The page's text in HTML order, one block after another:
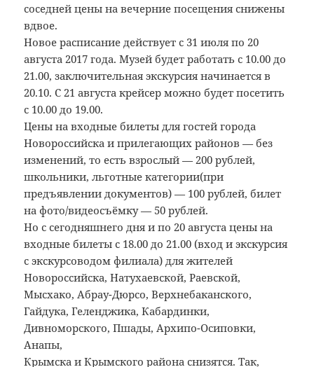
соседней цены на вечерние посещения снижены
вдвое.
Новое расписание действует с 31 июля по 20
августа 2017 года. Музей будет работать с 10.00 до
21.00, заключительная экскурсия начинается в
20.10. С 21 августа крейсер можно будет посетить
с 10.00 до 19.00.
Цены на входные билеты для гостей города
Новороссийска и прилегающих районов — без
изменений, то есть взрослый — 200 рублей,
школьники, льготные категории(при
предъявлении документов) — 100 рублей, билет
на фото/видеосъёмку — 50 рублей.
Но с сегодняшнего дня и по 20 августа цены на
входные билеты с 18.00 до 21.00 (вход и экскурсия
с экскурсоводом филиала) для жителей
Новороссийска, Натухаевской, Раевской,
Мысхако, Абрау-Дюрсо, Верхнебаканского,
Гайдука, Геленджика, Кабардинки,
Дивноморского, Пшады, Архипо-Осиповки,
Анапы,
Крымска и Крымского района снизятся. Так,